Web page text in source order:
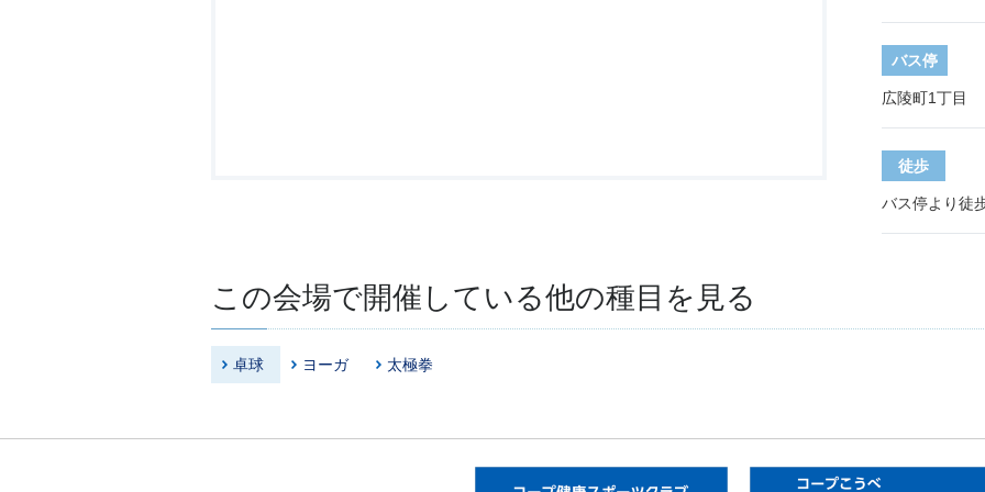
バス停
広陵町1丁目
徒歩
バス停より徒
この会場で開催している他の種目を見る
卓球 ヨーガ 太極拳